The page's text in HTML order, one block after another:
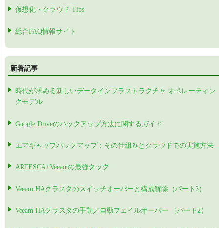
仮想化・クラウド Tips
総合FAQ情報サイト
新着記事
時代が求める新しいデータインフラストラクチャ オペレーティン
グモデル
Google Driveのバックアップ方法に関するガイド
エアギャップバックアップ：その仕組みとクラウドでの実施方法
ARTESCA+Veeamの最強タッグ
Veeam HAクラスタのスイッチオーバーと構成解除（パート3）
Veeam HAクラスタの手動／自動フェイルオーバー （パート2）